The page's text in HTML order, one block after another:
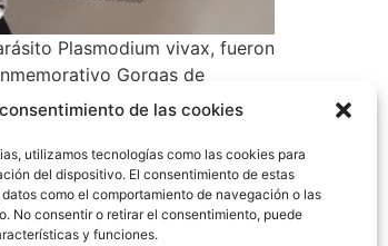
de las cookies
utilizamos tecnologías como las cookies para
del dispositivo. El consentimiento de estas
como el comportamiento de navegación o las
No consentir o retirar el consentimiento, puede
y funciones.
Plasmodium vivax, fueron
Gorgas de